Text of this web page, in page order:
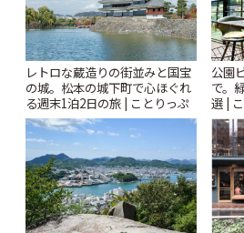
レトロな蔵造りの街並みと国宝
の城。松本の城下町で心ほぐれ
る週末1泊2日の旅 | ことりっぷ
公園
で。
選 |